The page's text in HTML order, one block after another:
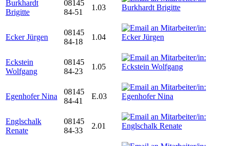
Burkhardt
Brigitte
08145
84-51
1.03
Ecker Jürgen
08145
84-18
1.04
Eckstein
Wolfgang
08145
84-23
1.05
Egenhofer Nina
08145
84-41
E.03
Englschalk
Renate
08145
84-33
2.01